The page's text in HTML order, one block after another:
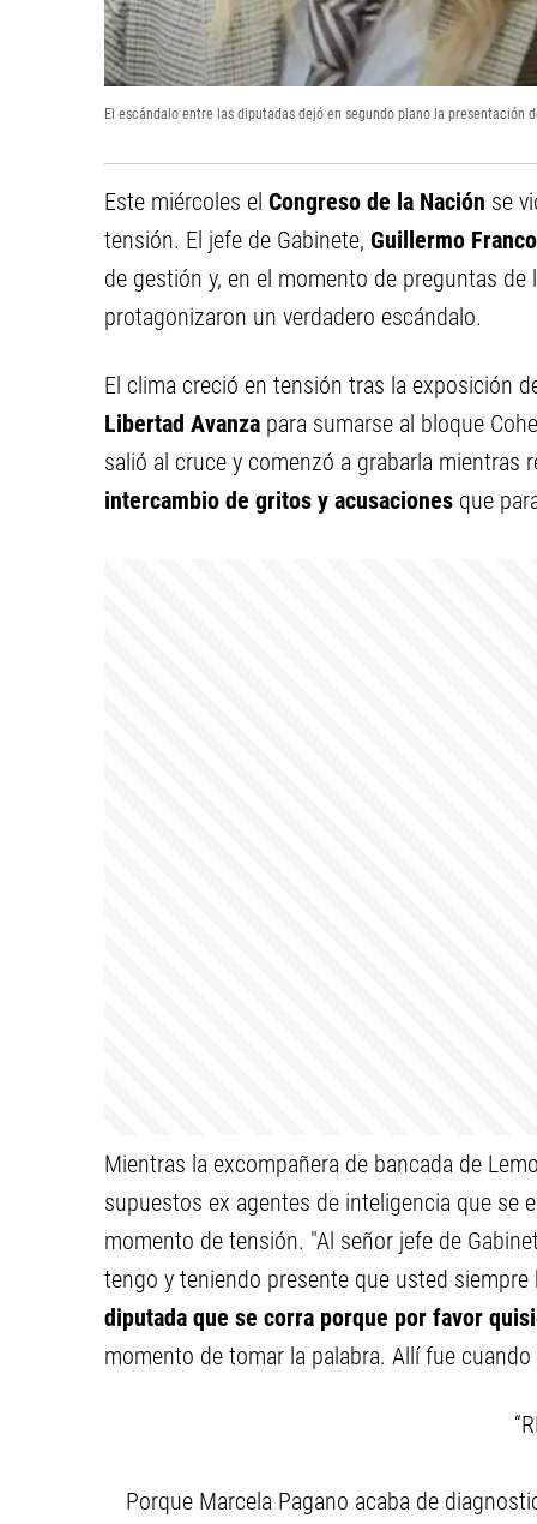
El escándalo entre las diputadas dejó en segundo plano la presentación
Este miércoles el Congreso de la Nación se
tensión. El jefe de Gabinete, Guillermo
de gestión y, en el momento de preguntas
protagonizaron un verdadero escándalo.
El clima creció en tensión tras la exposición
Libertad Avanza para sumarse al bloque
salió al cruce y comenzó a grabarla
intercambio de gritos y acusaciones que
Mientras la excompañera de bancada de
supuestos ex agentes de inteligencia que se
momento de tensión. "Al señor jefe de
tengo y teniendo presente que usted
diputada que se corra porque por favor
momento de tomar la palabra. Allí fue
Porque Marcela Pagano acaba de